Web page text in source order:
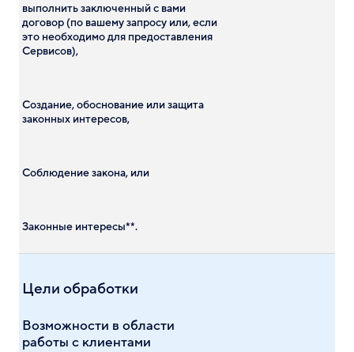
выполнить заключенный с вами
договор (по вашему запросу или, если
это необходимо для предоставления
Сервисов),
Создание, обоснование или защита
законных интересов,
Соблюдение закона, или
Законные интересы**.
Цели обработки
Возможности в области
работы с клиентами